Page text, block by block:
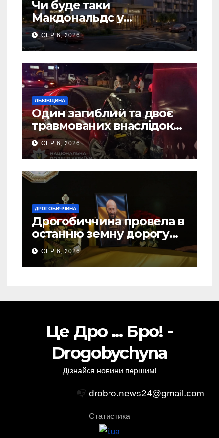
Чи буде таки
Макдональдс у
Дрогобичі? (Фото)
СЕР 6, 2026
ЛЬВІВЩИНА
Один загиблий та двоє
травмованих внаслідок
ДТП на Самбірщині
СЕР 6, 2026
ДРОГОБИЧЧИНА
Дрогобиччина провела в
останню земну дорогу
свого Захисника – Олега
Торського
СЕР 6, 2026
Це Дро ... Бро! -
Drogobychyna
Дізнайся новини першим!
📭 drobro.news24@gmail.com
Статистика